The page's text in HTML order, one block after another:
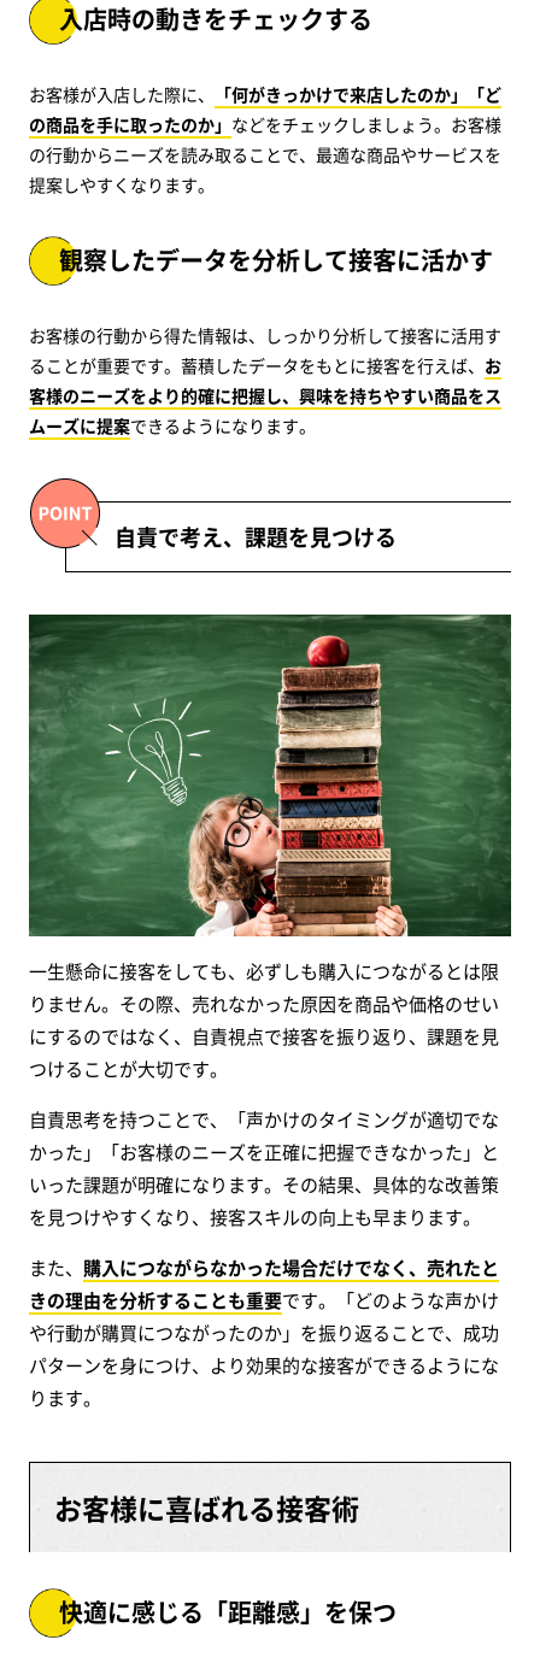
入店時の動きをチェックする
お客様が入店した際に、
「何がきっかけで来店したのか」「ど
の商品を手に取ったのか」 などをチェックしましょう。お客様
の行動からニーズを読み取ることで、最適な商品やサービスを
提案しやすくなります。
観察したデータを分析して接客に活かす
お客様の行動から得た情報は、しっかり分析して接客に活用す
ることが重要です。蓄積したデータをもとに接客を行えば、 お
客様のニーズをより的確に把握し、興味を持ちやすい商品をス
ムーズに提案できるようになります。
自責で考え、課題を見つける
一生懸命に接客をしても、必ずしも購入につながるとは限
りません。その際、売れなかった原因を商品や価格のせい
にするのではなく、自責視点で接客を振り返り、課題を見
つけることが大切です。
自責思考を持つことで、「声かけのタイミングが適切でな
かった」「お客様のニーズを正確に把握できなかった」と
いった課題が明確になります。その結果、具体的な改善策
を見つけやすくなり、接客スキルの向上も早まります。
また、 購入につながらなかった場合だけでなく、売れたと
きの理由を分析することも重要です。「どのような声かけ
や行動が購買につながったのか」を振り返ることで、成功
パターンを身につけ、より効果的な接客ができるようにな
ります。
お客様に喜ばれる接客術
快適に感じる「距離感」を保つ